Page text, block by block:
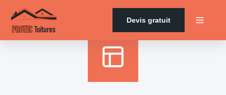
Devis gratuit